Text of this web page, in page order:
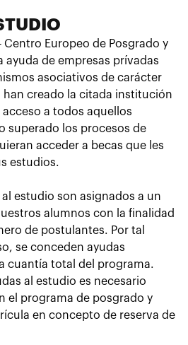
Centro Europeo de Posgrado y
ayuda de empresas prívadas
asociativos de carácter
han creado la citada institución
a todos aquellos
superado los procesos de
acceder a becas que les
estudios.
estudio son asignados a un
alumnos con la finalidad
de postulantes. Por tal
se conceden ayudas
cuantía total del programa.
al estudio es necesario
el programa de posgrado y
en concepto de reserva de